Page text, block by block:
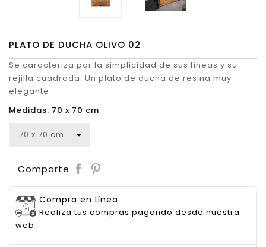
PLATO DE DUCHA OLIVO 02
Se caracteriza por la simplicidad de sus líneas y su
rejilla cuadrada. Un plato de ducha de resina muy
elegante
Medidas: 70 x 70 cm
Comparte
Compra en línea
Realiza tus compras pagando desde nuestra
web